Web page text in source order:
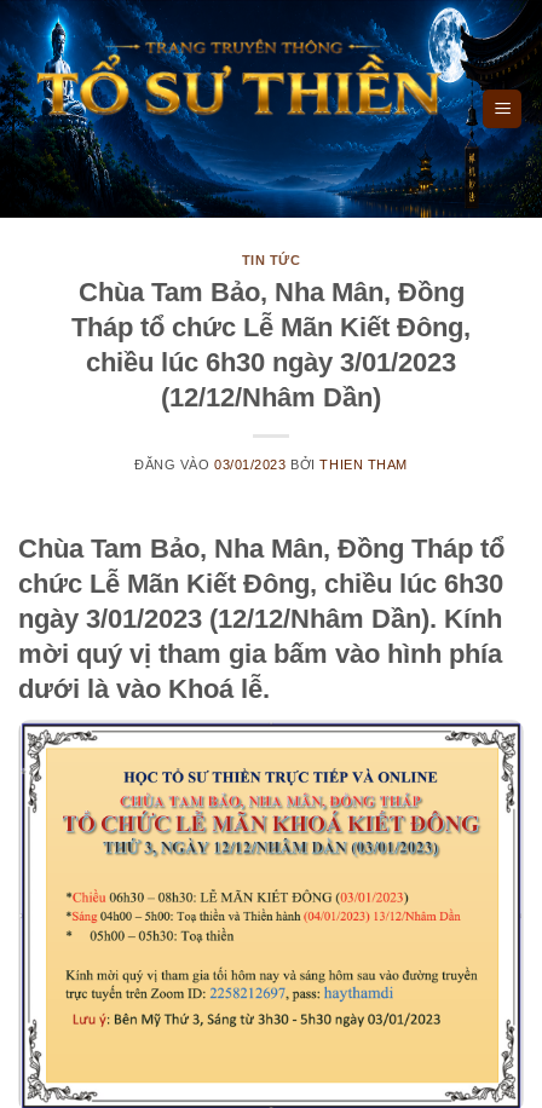
qua
nội
dung
TIN TỨC
Chùa Tam Bảo, Nha Mân, Đồng
Tháp tổ chức Lễ Mãn Kiết Đông,
chiều lúc 6h30 ngày 3/01/2023
(12/12/Nhâm Dần)
ĐĂNG VÀO 03/01/2023 BỞITHIEN THAM
Chùa Tam Bảo, Nha Mân, Đồng Tháp tổ
chức Lễ Mãn Kiết Đông, chiều lúc 6h30
ngày 3/01/2023 (12/12/Nhâm Dần). Kính
mời quý vị tham gia bấm vào hình phía
dưới là vào Khoá lễ.